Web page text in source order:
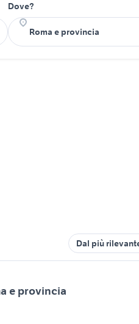
Dove?
Dal più
e provincia